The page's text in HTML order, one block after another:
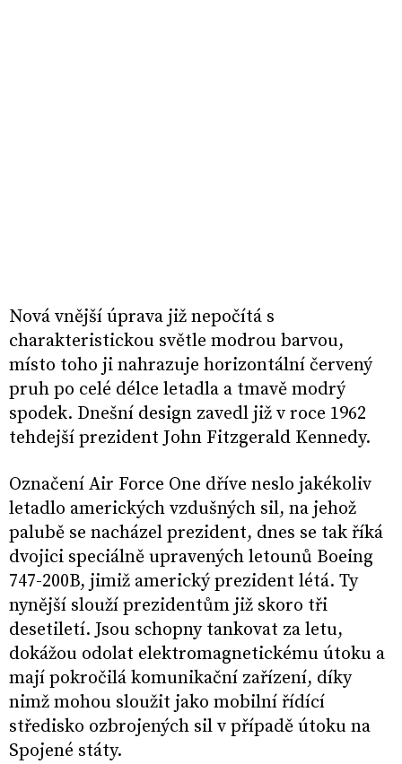
Nová vnější úprava již nepočítá s
charakteristickou světle modrou barvou,
místo toho ji nahrazuje horizontální červený
pruh po celé délce letadla a tmavě modrý
spodek. Dnešní design zavedl již v roce 1962
tehdejší prezident John Fitzgerald Kennedy.
Označení Air Force One dříve neslo jakékoliv
letadlo amerických vzdušných sil, na jehož
palubě se nacházel prezident, dnes se tak říká
dvojici speciálně upravených letounů Boeing
747-200B, jimiž americký prezident létá. Ty
nynější slouží prezidentům již skoro tři
desetiletí. Jsou schopny tankovat za letu,
dokážou odolat elektromagnetickému útoku a
mají pokročilá komunikační zařízení, díky
nimž mohou sloužit jako mobilní řídící
středisko ozbrojených sil v případě útoku na
Spojené státy.